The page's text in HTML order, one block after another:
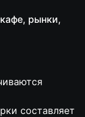
рынки,
составляет